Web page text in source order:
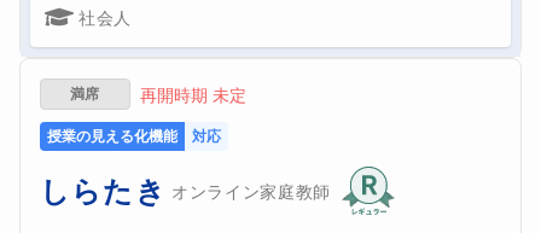
社会人
満席 再開時期 未定
授業の見える化機能 対応
しらたき オンライン家庭教師